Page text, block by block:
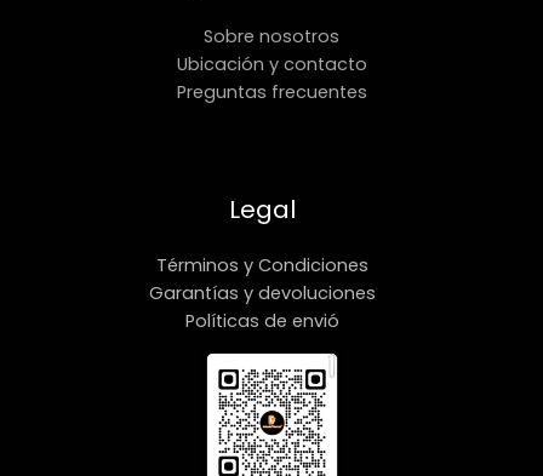
Sobre nosotros
Ubicación y contacto
Preguntas frecuentes
Legal
Términos y Condiciones
Garantías y devoluciones
Políticas de envió